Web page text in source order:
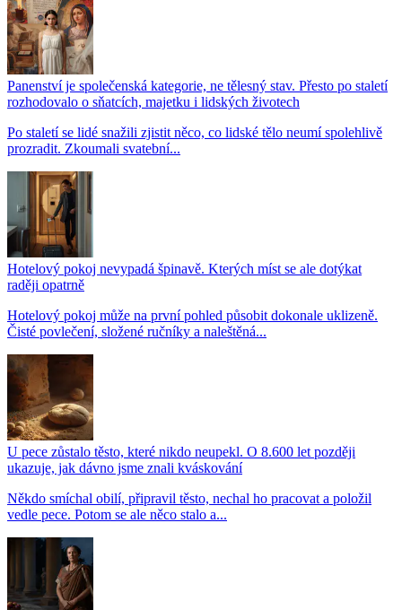
Panenství je společenská kategorie, ne tělesný stav. Přesto po staletí
rozhodovalo o sňatcích, majetku i lidských životech
Po staletí se lidé snažili zjistit něco, co lidské tělo neumí spolehlivě
prozradit. Zkoumali svatební...
Hotelový pokoj nevypadá špinavě. Kterých míst se ale dotýkat
raději opatrně
Hotelový pokoj může na první pohled působit dokonale uklizeně.
Čisté povlečení, složené ručníky a naleštěná...
U pece zůstalo těsto, které nikdo neupekl. O 8.600 let později
ukazuje, jak dávno jsme znali kváskování
Někdo smíchal obilí, připravil těsto, nechal ho pracovat a položil
vedle pece. Potom se ale něco stalo a...